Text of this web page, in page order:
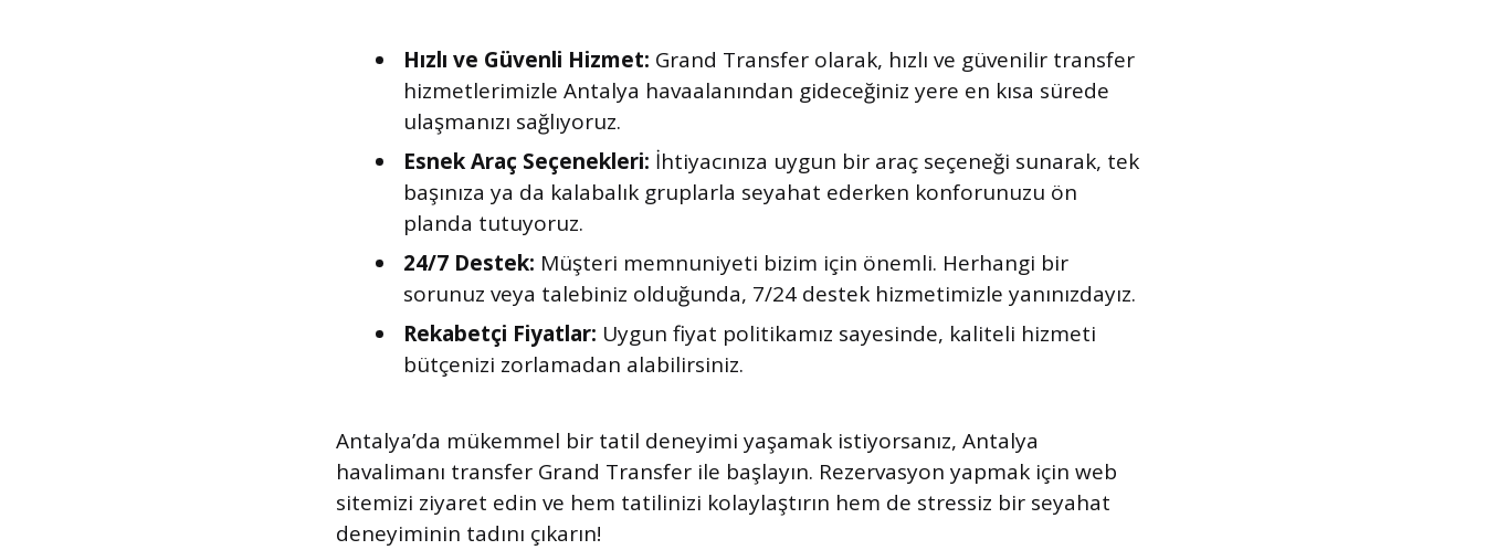
Hızlı ve Güvenli Hizmet: Grand Transfer olarak, hızlı ve güvenilir transfer
hizmetlerimizle Antalya havaalanından gideceğiniz yere en kısa sürede
ulaşmanızı sağlıyoruz.
Esnek Araç Seçenekleri: İhtiyacınıza uygun bir araç seçeneği sunarak, tek
başınıza ya da kalabalık gruplarla seyahat ederken konforunuzu ön
planda tutuyoruz.
24/7 Destek: Müşteri memnuniyeti bizim için önemli. Herhangi bir
sorunuz veya talebiniz olduğunda, 7/24 destek hizmetimizle yanınızdayız.
Rekabetçi Fiyatlar: Uygun fiyat politikamız sayesinde, kaliteli hizmeti
bütçenizi zorlamadan alabilirsiniz.
Antalya’da mükemmel bir tatil deneyimi yaşamak istiyorsanız, Antalya
havalimanı transfer Grand Transfer ile başlayın. Rezervasyon yapmak için web
sitemizi ziyaret edin ve hem tatilinizi kolaylaştırın hem de stressiz bir seyahat
deneyiminin tadını çıkarın!